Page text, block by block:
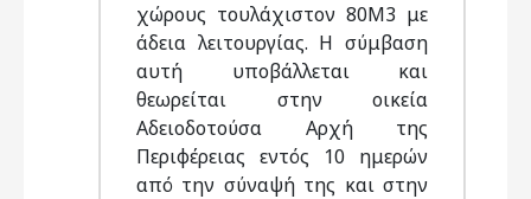
χώρους τουλάχιστον 80Μ3 με
άδεια λειτουργίας. Η σύμβαση
αυτή υποβάλλεται και
θεωρείται στην οικεία
Αδειοδοτούσα Αρχή της
Περιφέρειας εντός 10 ημερών
από την σύναψή της και στην